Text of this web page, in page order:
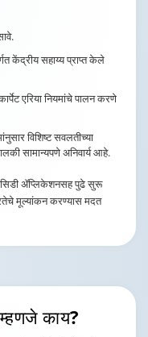
केंद्रीय सहाय्य प्राप्त केले
एरिया नियमांचे पालन करणे
विशिष्ट सवलतीच्या
सामान्यपणे अनिवार्य आहे.
ॲप्लिकेशनसह पुढे सुरू
मूल्यांकन करण्यास मदत
काय?